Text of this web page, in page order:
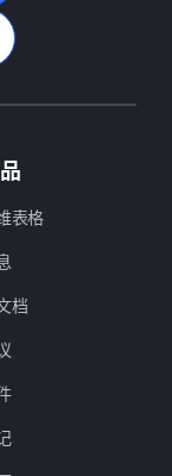
表格
档